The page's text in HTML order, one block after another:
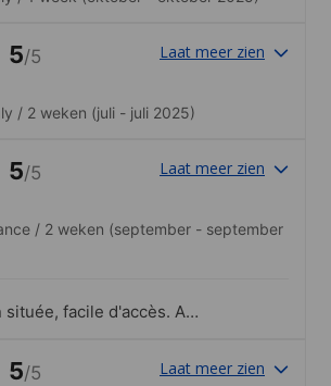
5/5 Laat meer zien
/ 2 weken (juli - juli 2025)
5/5 Laat meer zien
/ 2 weken (september - september
située, facile d'accès. A
problème.
5/5 Laat meer zien